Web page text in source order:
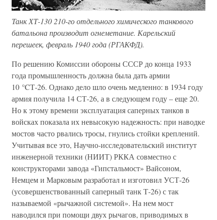
Танк ХТ-130 210-го отдельного химического танкового
батальона производит огнеметание. Карельский
перешеек, февраль 1940 года (РГАКФД).
По решению Комиссии обороны СССР до конца 1933
года промышленность должна была дать армии
10 °CТ-26. Однако дело шло очень медленно: в 1934 году
армия получила 14 СТ-26, а в следующем году – еще 20.
Но к этому времени эксплуатация саперных танков в
войсках показала их невысокую надежность: при наводке
мостов часто рвались тросы, гнулись стойки креплений.
Учитывая все это, Научно-исследовательский институт
инженерной техники (НИИТ) РККА совместно с
конструкторами завода «Гипстальмост» Вайсоном,
Немцем и Марковым разработал и изготовил УСТ-26
(усовершенствованный саперный танк Т-26) с так
называемой «рычажной системой». На нем мост
наводился при помощи двух рычагов, приводимых в